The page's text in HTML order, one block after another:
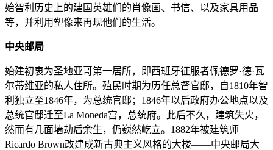
始智利历史上的建国英雄们的肖像画、书信、以及家具用品
等，并利用塑像来再现他们的生活。
中央邮局
始建初衷为圣地亚哥第一居所，即西班牙征服者佩德罗·德·瓦
尔蒂维亚的私人住所。殖民时期为历任总督官邸，自1810年智
利独立至1846年，为总统官邸；1846年以后政府办公地点以及
总统官邸迁至La Moneda宫，总统府。此后不久，建筑失火，
然而有几面墙劫后余生，仍巍然屹立。1882年被建筑师
Ricardo Brown改建成新古典主义风格的大楼——中央邮局大